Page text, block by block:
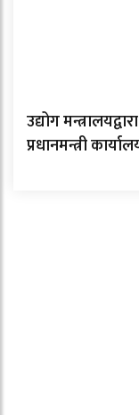
उद्योग
प्रधानमन्त्री